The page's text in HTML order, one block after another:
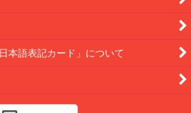
本語表記カード」について